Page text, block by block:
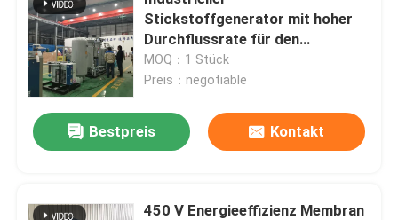
Stickstoffgenerator mit hoher
Durchflussrate für den
Brennschutz
MOQ：1 Stück
Preis：negotiable
Bestpreis Kontakt
450 V Energieeffizienz Membran